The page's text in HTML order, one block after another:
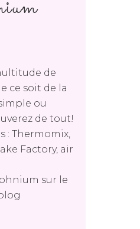
de
ce soit de la
ou
de tout!
: Thermomix,
Factory, air
sur le